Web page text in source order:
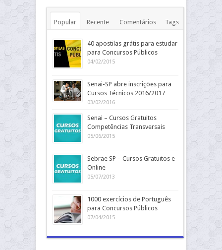
Popular Recente Comentários Tags
40 apostilas grátis para estudar
para Concursos Públicos
04/02/2015
Senai-SP abre inscrições para
Cursos Técnicos 2016/2017
03/02/2016
Senai – Cursos Gratuitos
Competências Transversais
05/06/2015
Sebrae SP – Cursos Gratuitos e
Online
05/07/2013
1000 exercícios de Português
para Concursos Públicos
07/04/2015